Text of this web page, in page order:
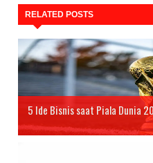
RELATED POSTS
5 Ide Bisnis saat Piala Dunia